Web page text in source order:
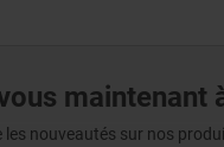
maintenant
les nouveautés sur nos